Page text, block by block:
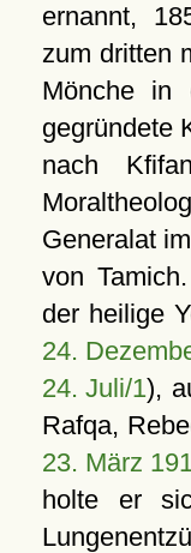
ernannt,
zum dritten
Mönche in
gegründete
nach
Generalat
von
der heilige
24.
24. Juli/1),
Rafqa,
23. März
holte er